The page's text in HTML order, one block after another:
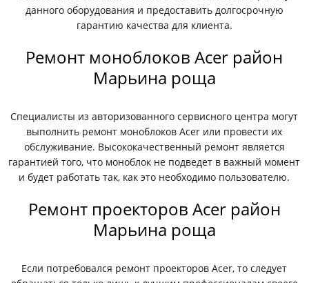
данного оборудования и предоставить долгосрочную
гарантию качества для клиента.
Ремонт моноблоков Acer район
Марьина роща
Специалисты из авторизованного сервисного центра могут
выполнить ремонт моноблоков Acer или провести их
обслуживание. Высококачественный ремонт является
гарантией того, что моноблок не подведет в важный момент
и будет работать так, как это необходимо пользователю.
Ремонт проекторов Acer район
Марьина роща
Если потребовался ремонт проекторов Acer, то следует